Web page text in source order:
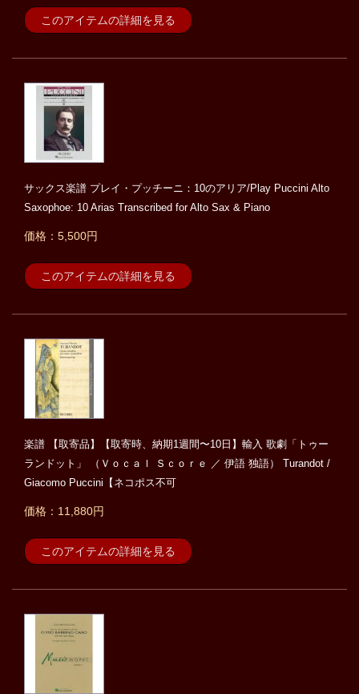
このアイテムの詳細を見る
サックス楽譜 プレイ・プッチーニ：10のアリア/Play Puccini Alto
Saxophoe: 10 Arias Transcribed for Alto Sax & Piano
価格：5,500円
このアイテムの詳細を見る
楽譜 【取寄品】【取寄時、納期1週間〜10日】輸入 歌劇「トゥー
ランドット」 （Ｖｏｃａｌ Ｓｃｏｒｅ ／ 伊語 独語） Turandot /
Giacomo Puccini【ネコポス不可
価格：11,880円
このアイテムの詳細を見る